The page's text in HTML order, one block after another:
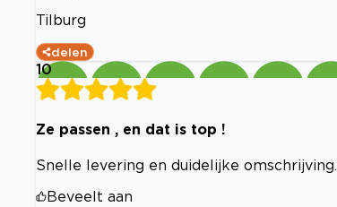
Tilburg
delen
10
Ze passen , en dat is top !
Snelle levering en duidelijke omschrijving.
Beveelt aan